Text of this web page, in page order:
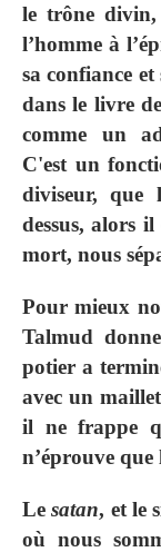
le trône divin,
l’homme à
sa confiance
dans le livre
comme un
C'est un
diviseur, que
dessus, alors
mort, nous
Pour mieux
Talmud
potier a
avec un
il ne frappe
n’éprouve que
Lesatan, et le
où nous